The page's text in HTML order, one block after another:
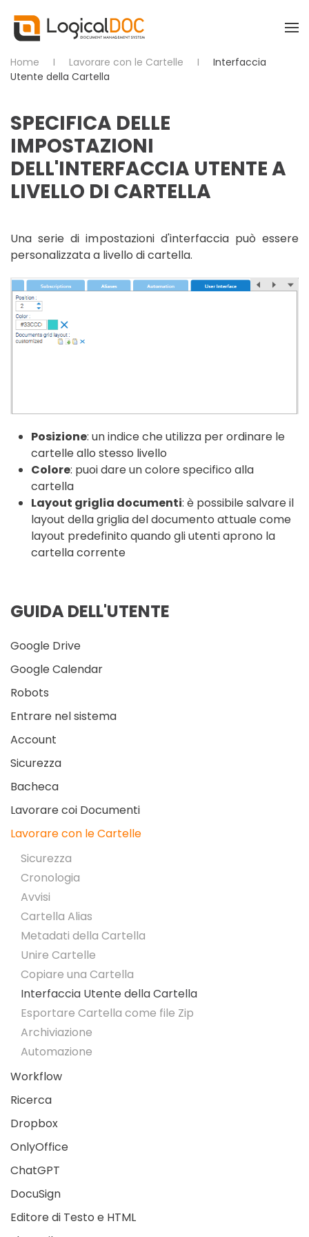
Skip to main content
Home Lavorare con le Cartelle
Interfaccia
Utente della Cartella
SPECIFICA DELLE
IMPOSTAZIONI
DELL'INTERFACCIA UTENTE A
LIVELLO DI CARTELLA
Una serie di impostazioni d'interfaccia può essere
personalizzata a livello di cartella.
Posizione: un indice che utilizza per ordinare le
cartelle allo stesso livello
Colore: puoi dare un colore specifico alla
cartella
Layout griglia documenti: è possibile salvare il
layout della griglia del documento attuale come
layout predefinito quando gli utenti aprono la
cartella corrente
GUIDA DELL'UTENTE
Google Drive
Google Calendar
Robots
Entrare nel sistema
Account
Sicurezza
Bacheca
Lavorare coi Documenti
Lavorare con le Cartelle
Sicurezza
Cronologia
Avvisi
Cartella Alias
Metadati della Cartella
Unire Cartelle
Copiare una Cartella
Interfaccia Utente della Cartella
Esportare Cartella come file Zip
Archiviazione
Automazione
Workflow
Ricerca
Dropbox
OnlyOffice
ChatGPT
DocuSign
Editore di Testo e HTML